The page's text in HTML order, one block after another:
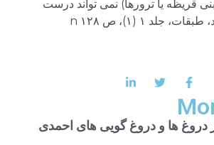
دروغ ها و دروغ گویی های احمدی